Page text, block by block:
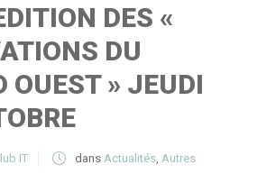
DES «
DU
OUEST » JEUDI
IT dans Actualités Autres